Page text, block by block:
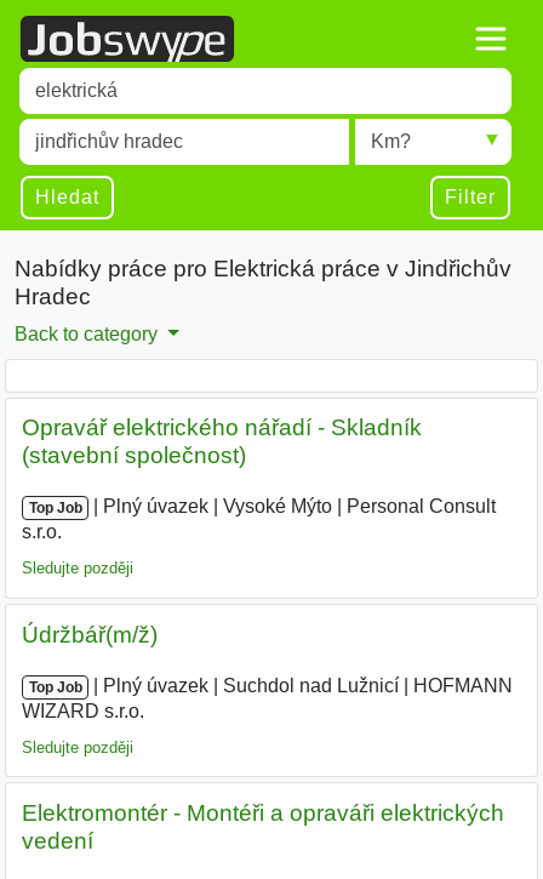
Title
Type 1 or more characters for results.
Místo
Type 1 or more characters for results.
Radius
Hledat Filter
Nabídky práce pro Elektrická práce v Jindřichův
Hradec
Back to category
Opravář elektrického nářadí - Skladník
(stavební společnost)
Top Job Plný úvazek Vysoké Mýto
Personal Consult
s.r.o.
Sledujte později
Údržbář(m/ž)
Top Job Plný úvazek Suchdol nad Lužnicí
HOFMANN
WIZARD s.r.o.
Sledujte později
Elektromontér - Montéři a opraváři elektrických
vedení